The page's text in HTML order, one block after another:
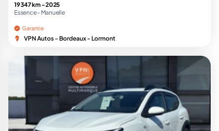
19 347 km -2025
Essence - Manuelle
Garantie
VPN Autos - Bordeaux - Lormont